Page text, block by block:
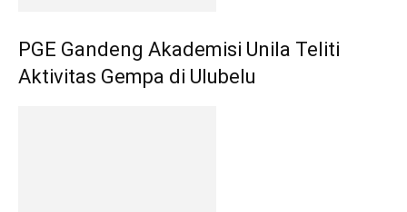
PGE Gandeng Akademisi Unila Teliti
Aktivitas Gempa di Ulubelu